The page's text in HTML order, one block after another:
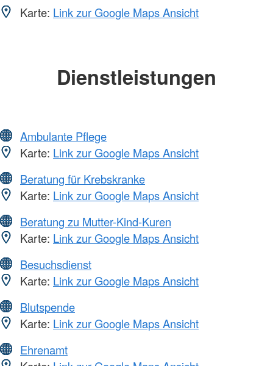
Karte: Link zur Google Maps Ansicht
Dienstleistungen
Ambulante Pflege
Karte: Link zur Google Maps Ansicht
Beratung für Krebskranke
Karte: Link zur Google Maps Ansicht
Beratung zu Mutter-Kind-Kuren
Karte: Link zur Google Maps Ansicht
Besuchsdienst
Karte: Link zur Google Maps Ansicht
Blutspende
Karte: Link zur Google Maps Ansicht
Ehrenamt